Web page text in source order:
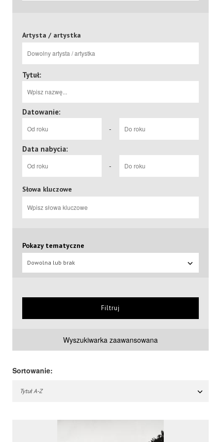
Artysta / artystka
Tytuł:
Datowanie:
-
Data nabycia:
-
Słowa kluczowe
Pokazy tematyczne
Dowolna lub brak
Filtruj
Wyszukiwarka zaawansowana
Sortowanie:
Tytuł A-Z